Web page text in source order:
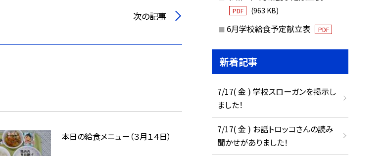
次の記事
本日の給食メニュー（３月１４日）
PDF (963 KB)
6月学校給食予定献立表 PDF
新着記事
7/17( 金 ) 学校スローガンを掲示し
ました！
7/17( 金 ) お話トロッコさんの読み
聞かせがありました！